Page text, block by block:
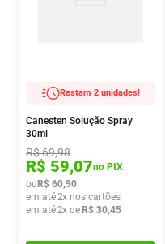
Restam 2 unidades!
Canesten Solução Spray
30ml
R$69,98
R$ 59,07no PIX
ou R$ 60,90
em até2x nos cartões
em até2x de R$ 30,45